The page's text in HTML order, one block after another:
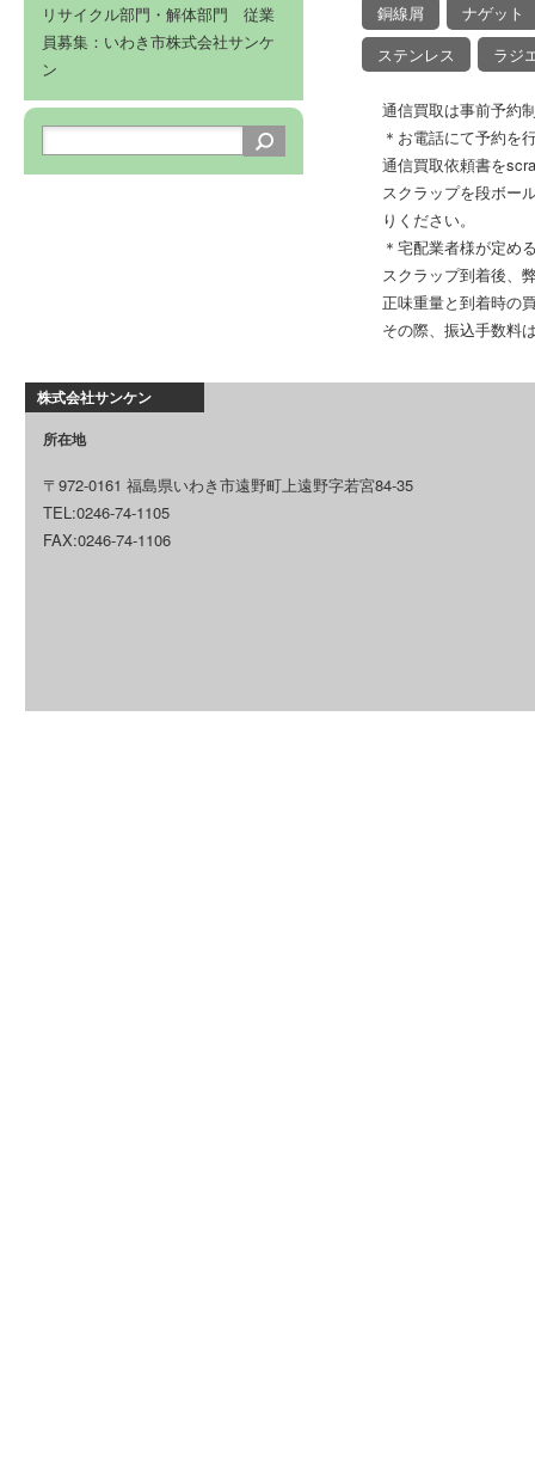
銅線屑
ナゲット
ステンレス
ラジ
通信買取は事前予約
＊お電話にて予約を
通信買取依頼書を
スクラップを段ボー
りください。
＊宅配業者様が定め
スクラップ到着後、
正味重量と到着時の
その際、振込手数料
リサイクル部門・解体部門 従業
員募集：いわき市株式会社サンケ
ン
株式会社サンケン
所在地
〒972-0161 福島県いわき市遠野町上遠野字若宮84-35
TEL:0246-74-1105
FAX:0246-74-1106